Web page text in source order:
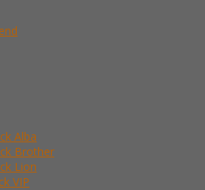
Alba
Brother
Lion
VIP